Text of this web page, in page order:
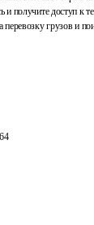
и получите доступ к
перевозку грузов и